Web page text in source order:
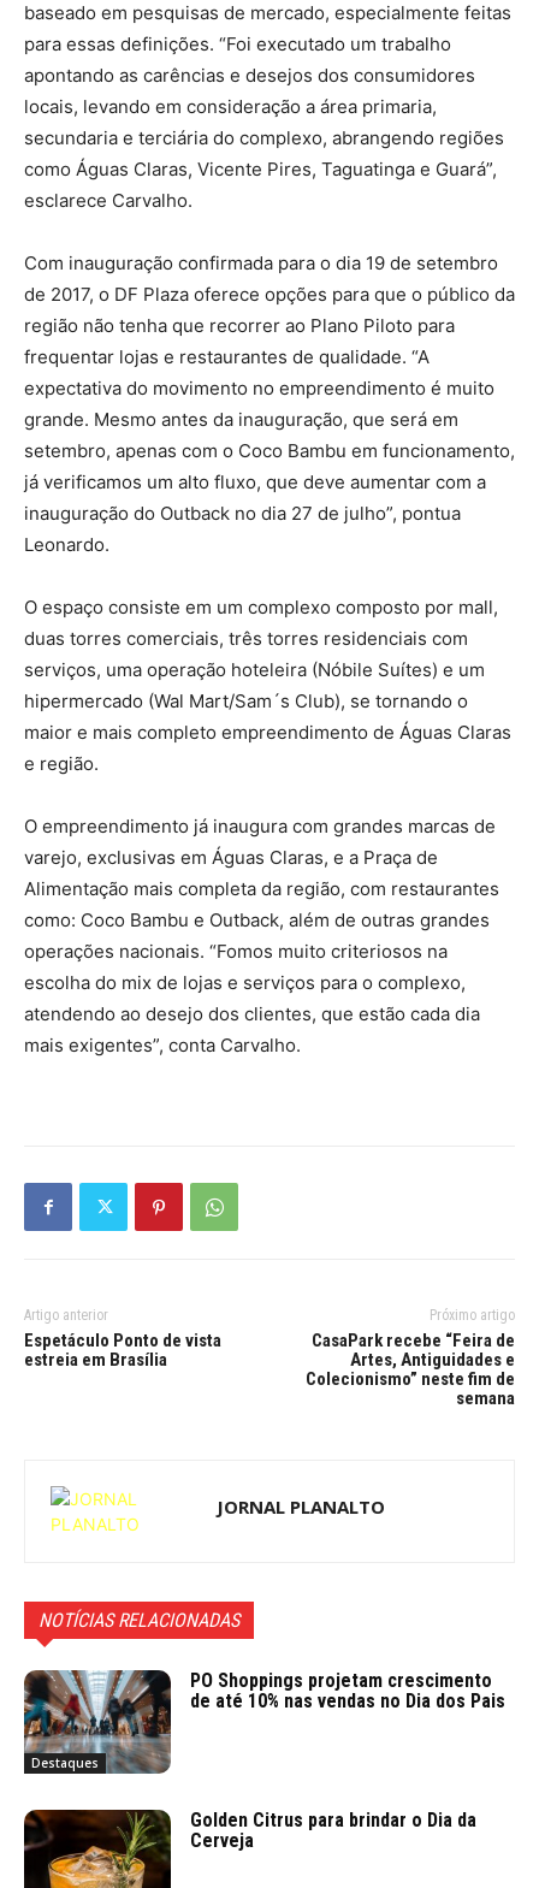
baseado em pesquisas de mercado, especialmente feitas
para essas definições. “Foi executado um trabalho
apontando as carências e desejos dos consumidores
locais, levando em consideração a área primaria,
secundaria e terciária do complexo, abrangendo regiões
como Águas Claras, Vicente Pires, Taguatinga e Guará”,
esclarece Carvalho.
Com inauguração confirmada para o dia 19 de setembro
de 2017, o DF Plaza oferece opções para que o público da
região não tenha que recorrer ao Plano Piloto para
frequentar lojas e restaurantes de qualidade. “A
expectativa do movimento no empreendimento é muito
grande. Mesmo antes da inauguração, que será em
setembro, apenas com o Coco Bambu em funcionamento,
já verificamos um alto fluxo, que deve aumentar com a
inauguração do Outback no dia 27 de julho”, pontua
Leonardo.
O espaço consiste em um complexo composto por mall,
duas torres comerciais, três torres residenciais com
serviços, uma operação hoteleira (Nóbile Suítes) e um
hipermercado (Wal Mart/Sam´s Club), se tornando o
maior e mais completo empreendimento de Águas Claras
e região.
O empreendimento já inaugura com grandes marcas de
varejo, exclusivas em Águas Claras, e a Praça de
Alimentação mais completa da região, com restaurantes
como: Coco Bambu e Outback, além de outras grandes
operações nacionais. “Fomos muito criteriosos na
escolha do mix de lojas e serviços para o complexo,
atendendo ao desejo dos clientes, que estão cada dia
mais exigentes”, conta Carvalho.
Artigo anterior
Espetáculo Ponto de vista
estreia em Brasília
Próximo artigo
CasaPark recebe “Feira de
Artes, Antiguidades e
Colecionismo” neste fim de
semana
JORNAL PLANALTO
NOTÍCIAS RELACIONADAS
Destaques
PO Shoppings projetam crescimento
de até 10% nas vendas no Dia dos Pais
Golden Citrus para brindar o Dia da
Cerveja